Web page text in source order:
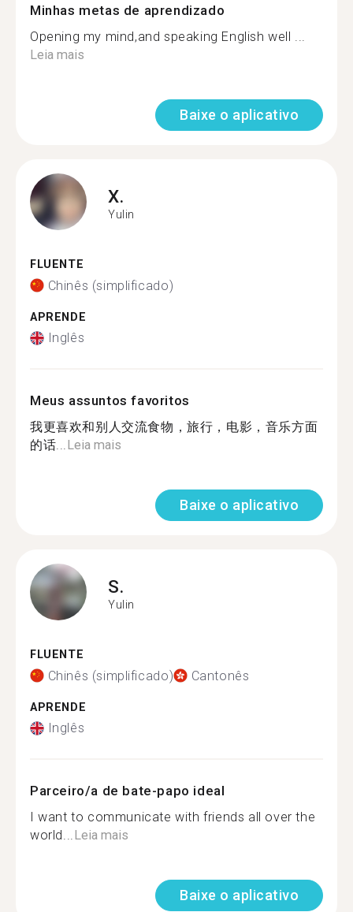
Minhas metas de aprendizado
Opening my mind,and speaking English well ...
Leia mais
Baixe o aplicativo
X.
Yulin
FLUENTE
Chinês (simplificado)
APRENDE
Inglês
Meus assuntos favoritos
我更喜欢和别人交流食物，旅行，电影，音乐方面
的话...Leia mais
Baixe o aplicativo
S.
Yulin
FLUENTE
Chinês (simplificado) Cantonês
APRENDE
Inglês
Parceiro/a de bate-papo ideal
I want to communicate with friends all over the
world...Leia mais
Baixe o aplicativo